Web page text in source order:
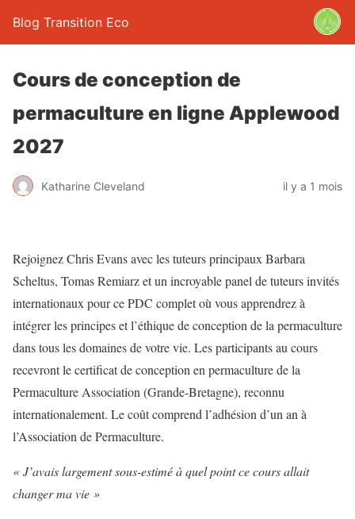
Blog Transition Eco
Cours de conception de
permaculture en ligne Applewood
2027
Katharine Cleveland il y a 1 mois
Rejoignez Chris Evans avec les tuteurs principaux Barbara
Scheltus, Tomas Remiarz et un incroyable panel de tuteurs invités
internationaux pour ce PDC complet où vous apprendrez à
intégrer les principes et l’éthique de conception de la permaculture
dans tous les domaines de votre vie. Les participants au cours
recevront le certificat de conception en permaculture de la
Permaculture Association (Grande-Bretagne), reconnu
internationalement. Le coût comprend l’adhésion d’un an à
l’Association de Permaculture.
« J’avais largement sous-estimé à quel point ce cours allait
changer ma vie »